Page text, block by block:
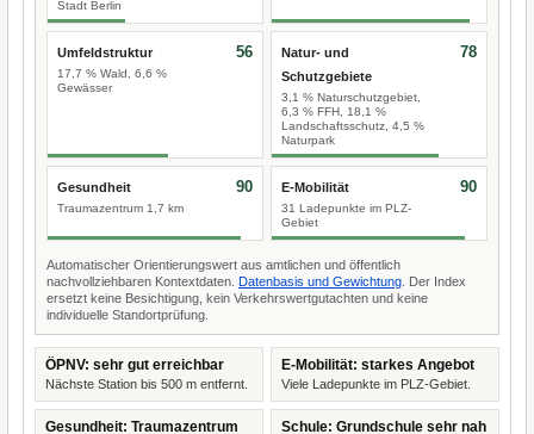
Stadt Berlin
Umfeldstruktur
17,7 % Wald, 6,6 %
Gewässer
56
Natur- und
Schutzgebiete
3,1 % Naturschutzgebiet,
6,3 % FFH, 18,1 %
Landschaftsschutz, 4,5 %
Naturpark
78
Gesundheit
Traumazentrum 1,7 km
90 E-Mobilität
31 Ladepunkte im PLZ-
Gebiet
90
Automatischer Orientierungswert aus amtlichen und öffentlich
nachvollziehbaren Kontextdaten. Datenbasis und Gewichtung . Der Index
ersetzt keine Besichtigung, kein Verkehrswertgutachten und keine
individuelle Standortprüfung.
ÖPNV: sehr gut erreichbar
Nächste Station bis 500 m entfernt.
E-Mobilität: starkes Angebot
Viele Ladepunkte im PLZ-Gebiet.
Gesundheit: Traumazentrum
Schule: Grundschule sehr nah